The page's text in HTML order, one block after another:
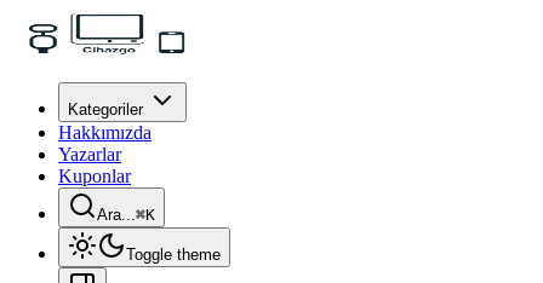
Kategoriler
Hakkımızda
Yazarlar
Kuponlar
Ara...⌘K
Toggle theme